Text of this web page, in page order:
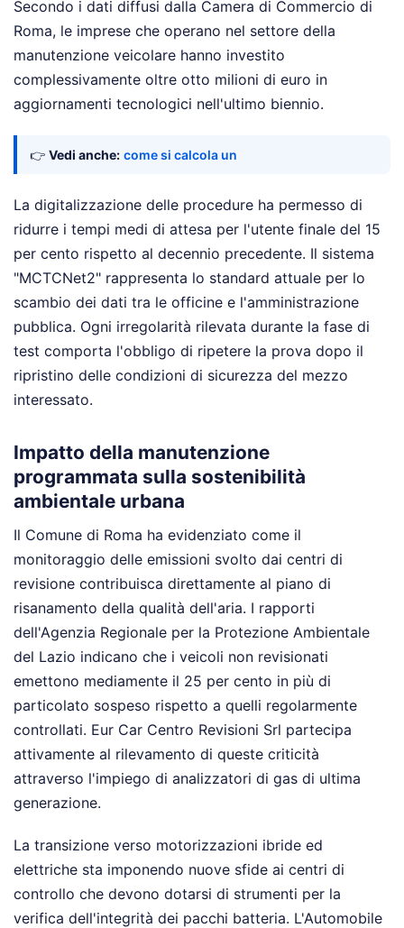
Secondo i dati diffusi dalla Camera di Commercio di
Roma, le imprese che operano nel settore della
manutenzione veicolare hanno investito
complessivamente oltre otto milioni di euro in
aggiornamenti tecnologici nell'ultimo biennio.
👉 Vedi anche: come si calcola un
La digitalizzazione delle procedure ha permesso di
ridurre i tempi medi di attesa per l'utente finale del 15
per cento rispetto al decennio precedente. Il sistema
"MCTCNet2" rappresenta lo standard attuale per lo
scambio dei dati tra le officine e l'amministrazione
pubblica. Ogni irregolarità rilevata durante la fase di
test comporta l'obbligo di ripetere la prova dopo il
ripristino delle condizioni di sicurezza del mezzo
interessato.
Impatto della manutenzione
programmata sulla sostenibilità
ambientale urbana
Il Comune di Roma ha evidenziato come il
monitoraggio delle emissioni svolto dai centri di
revisione contribuisca direttamente al piano di
risanamento della qualità dell'aria. I rapporti
dell'Agenzia Regionale per la Protezione Ambientale
del Lazio indicano che i veicoli non revisionati
emettono mediamente il 25 per cento in più di
particolato sospeso rispetto a quelli regolarmente
controllati. Eur Car Centro Revisioni Srl partecipa
attivamente al rilevamento di queste criticità
attraverso l'impiego di analizzatori di gas di ultima
generazione.
La transizione verso motorizzazioni ibride ed
elettriche sta imponendo nuove sfide ai centri di
controllo che devono dotarsi di strumenti per la
verifica dell'integrità dei pacchi batteria. L'Automobile